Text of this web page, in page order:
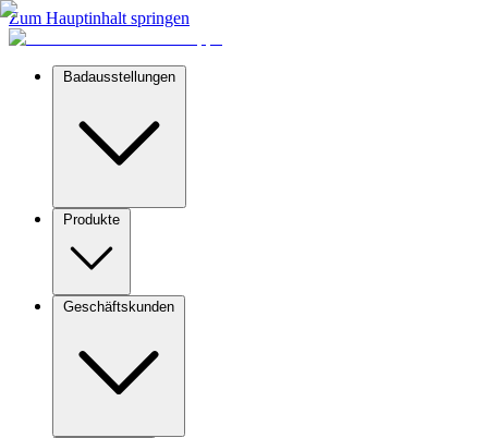
Zum Hauptinhalt springen
Badausstellungen
Produkte
Geschäftskunden